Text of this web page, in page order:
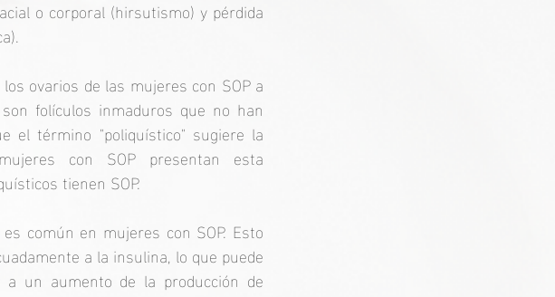
o corporal (hirsutismo) y pérdida
ovarios de las mujeres con SOP a
folículos inmaduros que no han
el término "poliquístico" sugiere la
con SOP presentan esta
tienen SOP.
común en mujeres con SOP. Esto
a la insulina, lo que puede
un aumento de la producción de